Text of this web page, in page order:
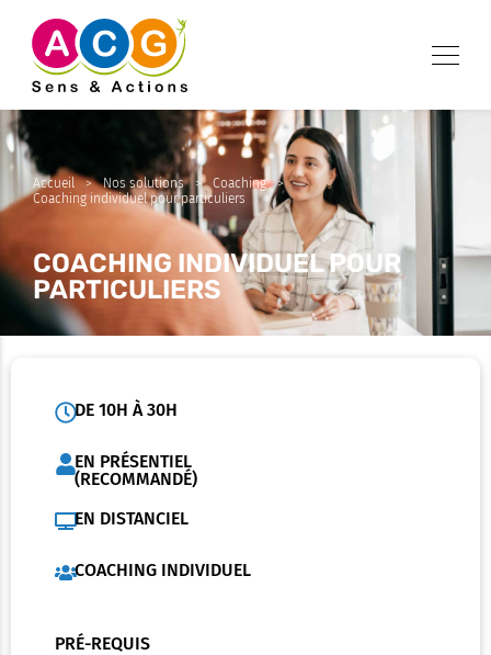
Accueil > Nos solutions > Coaching
>
Coaching individuel pour particuliers
COACHING INDIVIDUEL POUR
PARTICULIERS
DE 10H À 30H
EN PRÉSENTIEL
(RECOMMANDÉ)
EN DISTANCIEL
COACHING INDIVIDUEL
PRÉ-REQUIS